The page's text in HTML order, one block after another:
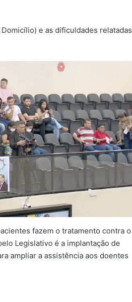
e as dificuldades relatadas
fazem o tratamento contra o
Legislativo é a implantação de
ampliar a assistência aos doentes